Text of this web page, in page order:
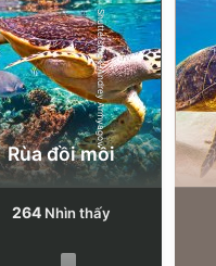
Shutterstock-Andrey Armyagov
Rùa đồi mồi
264 Nhìn thấy